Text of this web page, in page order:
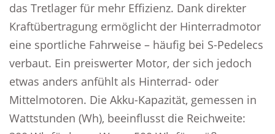
das Tretlager für mehr Effizienz. Dank direkter
Kraftübertragung ermöglicht der Hinterradmotor
eine sportliche Fahrweise – häufig bei S-Pedelecs
verbaut. Ein preiswerter Motor, der sich jedoch
etwas anders anfühlt als Hinterrad- oder
Mittelmotoren. Die Akku-Kapazität, gemessen in
Wattstunden (Wh), beeinflusst die Reichweite: